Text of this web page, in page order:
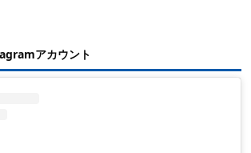
アカウント